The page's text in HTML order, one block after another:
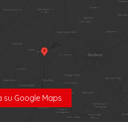
su Google Maps